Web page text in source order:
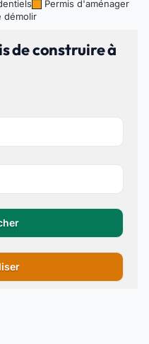
Permis d'aménager
démolir
de construire à